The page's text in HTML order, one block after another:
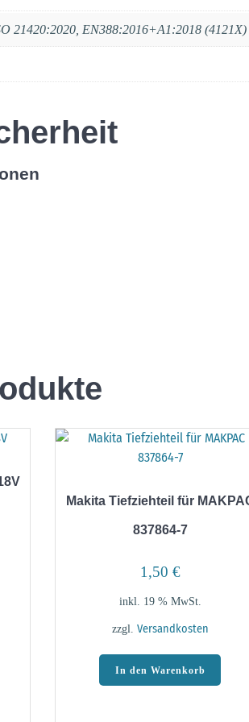
21420:2020, EN388:2016+A1:2018 (4121X)
Makita Tiefziehteil für
837864-7
1,50 €
inkl. 19 % MwSt.
zzgl. Versandkosten
In den Warenkorb